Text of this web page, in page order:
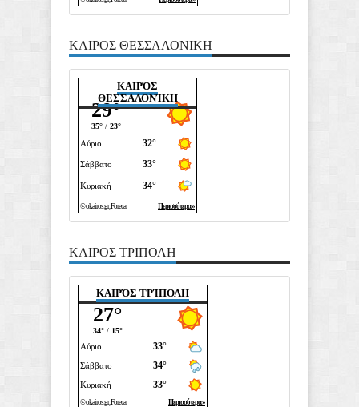
ΚΑΙΡΟΣ ΘΕΣΣΑΛΟΝΙΚΗ
ΚΑΙΡΌΣ
ΘΕΣΣΑΛΟΝΊΚΗ
ΚΑΙΡΟΣ ΤΡΙΠΟΛΗ
ΚΑΙΡΌΣ ΤΡΊΠΟΛΗ